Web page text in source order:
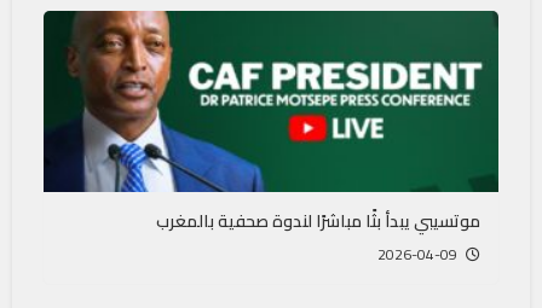
موتسيبي يبدأ بثًا مباشرًا لندوة صحفية بالمغرب